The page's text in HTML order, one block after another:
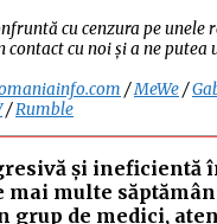
cu cenzura pe unele
contact cu noi și a ne putea
/MeWe/
/Rumble
și ineficientă
mai multe
grup de medici,